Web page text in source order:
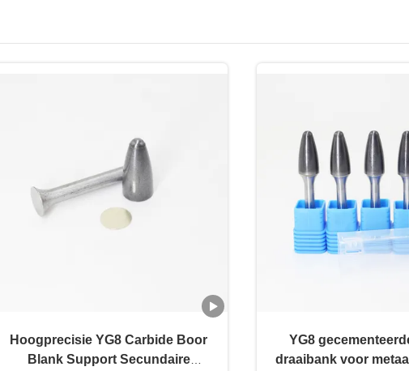
Hoogprecisie YG8 Carbide Boor
Blank Support Secundaire
YG8
draaibank voor